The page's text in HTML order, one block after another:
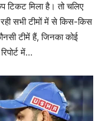
टिकट मिला है। तो चलिए
सभी टीमों में से किस-किस
टीमें हैं, जिनका कोई
में…